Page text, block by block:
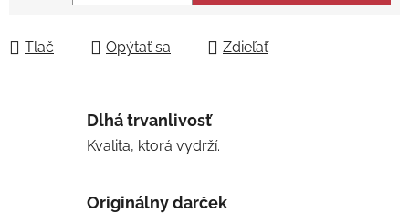
Jednotková cena:
Tlač Opýtať sa Zdieľať
Dlhá trvanlivosť
Kvalita, ktorá vydrží.
Originálny darček